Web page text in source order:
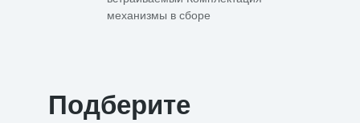
механизмы в сборе
Подберите